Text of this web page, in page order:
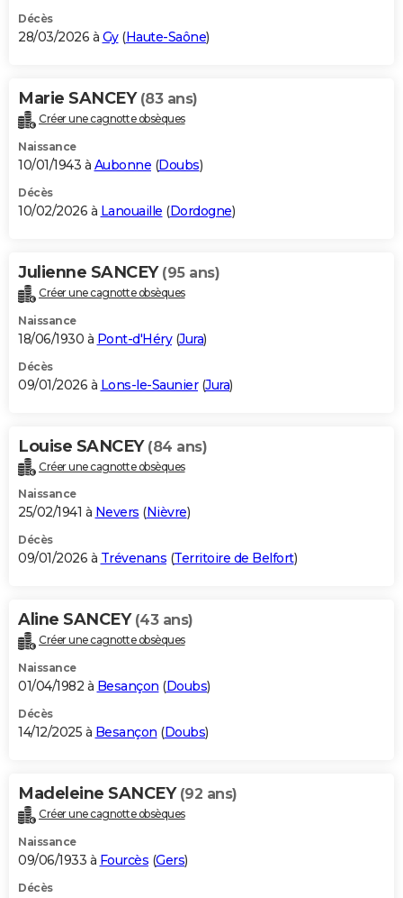
S'inscrire
Se connecter
Lycées
Collèges
Primaires
Universités
Entreprises
Service militaire
Avis de recherche
AVIS DE DÉCÈS
Bricolage
Lifestyle
Culture
Sport
Auto
Television
Voyage
Cinema
Décès
28/03/2026 à Gy(Haute-Saône)
Marie SANCEY (83 ans)
Créer une cagnotte obsèques
Naissance
10/01/1943 à Aubonne (Doubs)
Décès
10/02/2026 à Lanouaille (Dordogne)
Julienne SANCEY (95 ans)
Créer une cagnotte obsèques
Naissance
18/06/1930 à Pont-d'Héry(Jura)
Décès
09/01/2026 à Lons-le-Saunier(Jura)
Louise SANCEY (84 ans)
Créer une cagnotte obsèques
Naissance
25/02/1941 à Nevers (Nièvre)
Décès
09/01/2026 à Trévenans (Territoire de Belfort)
Aline SANCEY (43 ans)
Créer une cagnotte obsèques
Naissance
01/04/1982 à Besançon (Doubs)
Décès
14/12/2025 à Besançon (Doubs)
Madeleine SANCEY (92 ans)
Créer une cagnotte obsèques
Naissance
09/06/1933 à Fourcès (Gers)
Décès